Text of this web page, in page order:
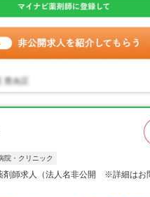
院・クリニック
剤師求人（法人名非公開 ※詳細はお